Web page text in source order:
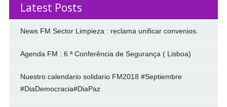
Latest Posts
News FM Sector Limpieza : reclama unificar convenios.
Agenda FM : 6.ª Conferência de Segurança ( Lisboa)
Nuestro calendario solidario FM2018 #Septiembre
#DiaDemocracia#DiaPaz